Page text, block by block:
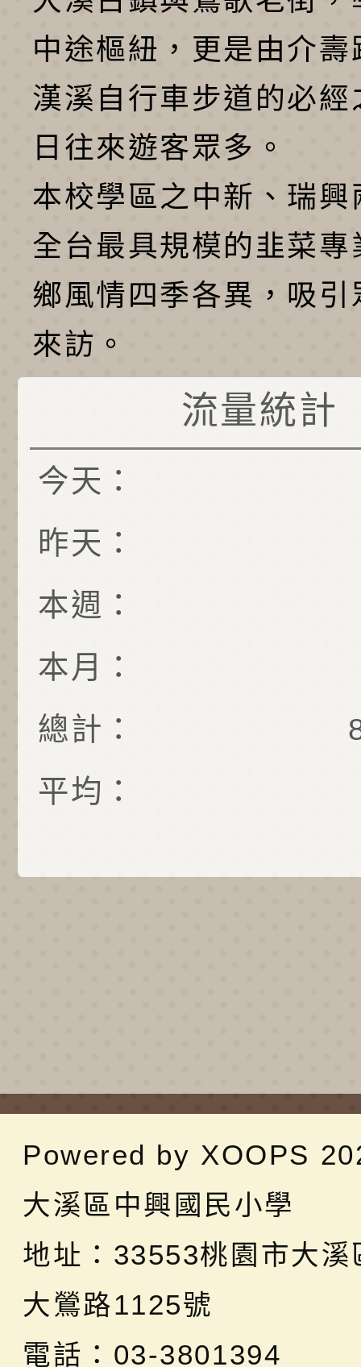
中途樞紐，更是由介壽
漢溪自行車步道的必經
日往來遊客眾多。
本校學區之中新、瑞興
全台最具規模的韭菜專
鄉風情四季各異，吸引
來訪。
流量統計
今天：
昨天：
本週：
本月：
總計：
平均：
Powered by XOOPS
大溪區中興國民小學
地址： 33553桃園市大溪
大鶯路1125號
電話：03-3801394